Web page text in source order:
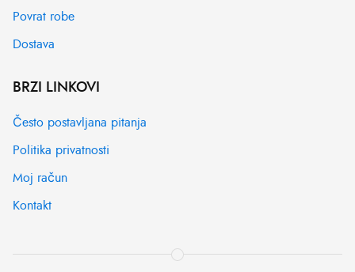
Povrat robe
Dostava
BRZI LINKOVI
Često postavljana pitanja
Politika privatnosti
Moj račun
Kontakt